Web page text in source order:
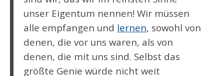
unser Eigentum nennen! Wir müssen
alle empfangen und lernen, sowohl von
denen, die vor uns waren, als von
denen, die mit uns sind. Selbst das
größte Genie würde nicht weit